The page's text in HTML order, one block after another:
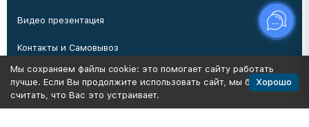
Видео презентация
Контакты и Самовывоз
Производство
Мы сохраняем файлы cookie: это помогает сайту работать
лучше. Если Вы продолжите использовать сайт, мы будем
считать, что Вас это устраивает.
Хорошо